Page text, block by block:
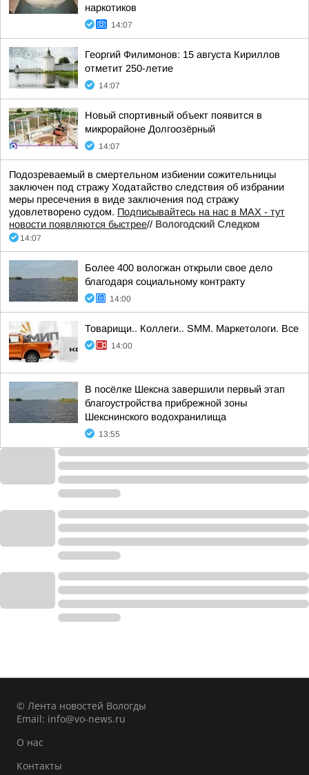
наркотиков
14:07
Георгий Филимонов: 15 августа Кириллов
отметит 250-летие
14:07
Новый спортивный объект появится в
микрорайоне Долгоозёрный
14:07
Подозреваемый в смертельном избиении сожительницы
заключен под стражу Ходатайство следствия об избрании
меры пресечения в виде заключения под стражу
удовлетворено судом. Подписывайтесь на нас в MAX - тут
новости появляются быстрее// Вологодский Следком
14:07
Более 400 вологжан открыли свое дело
благодаря социальному контракту
14:00
Товарищи.. Коллеги.. SMM. Маркетологи. Все
14:00
В посёлке Шексна завершили первый этап
благоустройства прибрежной зоны
Шекснинского водохранилища
13:55
© Лента новостей Вологды
Email: info@vo-news.ru
О нас
Контакты